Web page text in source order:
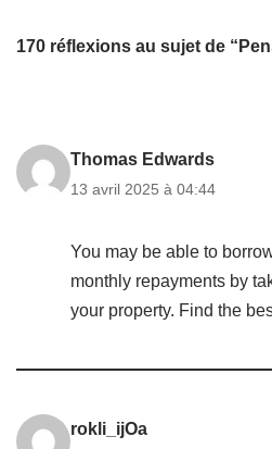
170 réflexions au sujet de
Thomas Edwards
13 avril 2025 à 04:44
You may be able to
monthly repayments by
your property. Find the
rokli_ijOa